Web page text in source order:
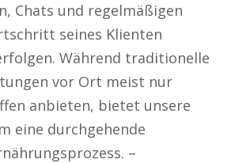
Chats und regelmäßigen
seines Klienten
Während traditionelle
vor Ort meist nur
anbieten, bietet unsere
eine durchgehende
–